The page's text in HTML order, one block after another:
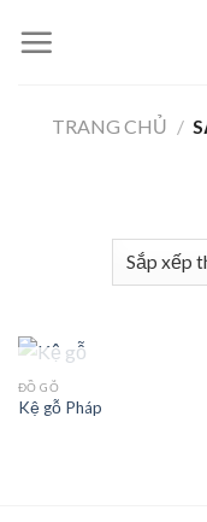
TRANG CHỦ /
ĐỒ GỖ
Kệ gỗ Pháp